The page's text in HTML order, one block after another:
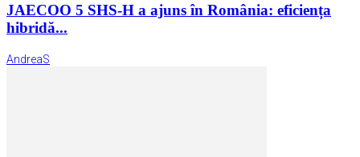
JAECOO 5 SHS-H a ajuns în România: eficiența
hibridă...
AndreaS